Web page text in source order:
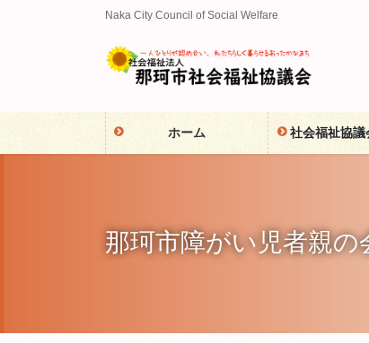
に
ョ
Naka City Council of Social Welfare
ホーム 社会福祉協議
那珂市障がい児者親の